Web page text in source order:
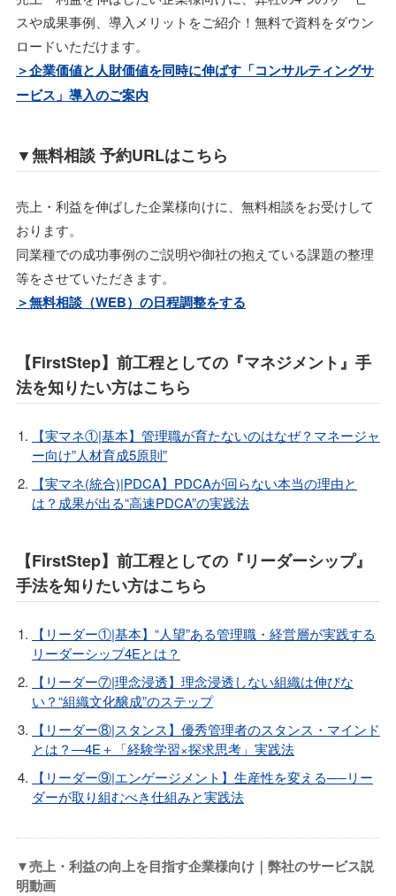
スや成果事例、導入メリットをご紹介！無料で資料をダウン
ロードいただけます。
＞企業価値と人財価値を同時に伸ばす「コンサルティングサ
ービス」導入のご案内
▼無料相談 予約URLはこちら
売上・利益を伸ばした企業様向けに、無料相談をお受けして
おります。
同業種での成功事例のご説明や御社の抱えている課題の整理
等をさせていただきます。
＞無料相談（WEB）の日程調整をする
【FirstStep】前工程としての『マネジメント』手
法を知りたい方はこちら
【実マネ①|基本】管理職が育たないのはなぜ？マネージャ
ー向け”人材育成5原則”
【実マネ(統合)|PDCA】PDCAが回らない本当の理由と
は？成果が出る“高速PDCA”の実践法
【FirstStep】前工程としての『リーダーシップ』
手法を知りたい方はこちら
【リーダー①|基本】“人望”ある管理職・経営層が実践する
リーダーシップ4Eとは？
【リーダー⑦|理念浸透】理念浸透しない組織は伸びな
い？“組織文化醸成”のステップ
【リーダー⑧|スタンス】優秀管理者のスタンス・マインド
とは？—4E＋「経験学習×探求思考」実践法
【リーダー⑨|エンゲージメント】生産性を変える──リー
ダーが取り組むべき仕組みと実践法
▼売上・利益の向上を目指す企業様向け｜弊社のサービス説
明動画